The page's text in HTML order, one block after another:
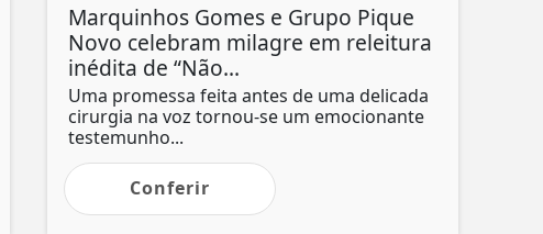
Marquinhos Gomes e Grupo Pique
Novo celebram milagre em releitura
inédita de “Não...
Uma promessa feita antes de uma delicada
cirurgia na voz tornou-se um emocionante
testemunho...
Conferir